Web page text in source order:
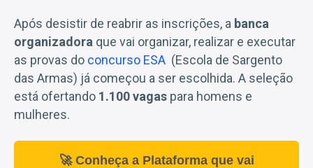
Após desistir de reabrir as inscrições, a banca
organizadora que vai organizar, realizar e executar
as provas do concurso ESA (Escola de Sargento
das Armas) já começou a ser escolhida. A seleção
está ofertando 1.100 vagas para homens e
mulheres.
🚀 Conheça a Plataforma que vai